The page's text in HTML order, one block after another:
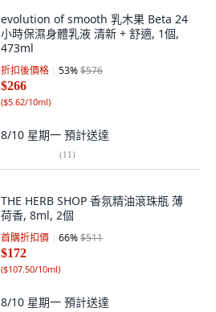
evolution of smooth 乳木果 Beta 24
小時保濕身體乳液 清新 + 舒適, 1個,
473ml
折扣後價格 53%$576
$266
($5.62/10ml)
8/10 星期一 預計送達
(11)
THE HERB SHOP 香氛精油滾珠瓶 薄
荷香, 8ml, 2個
首購折扣價 66%$511
$172
($107.50/10ml)
8/10 星期一 預計送達